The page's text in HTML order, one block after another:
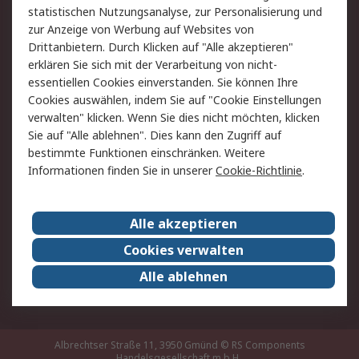
Hilfe
Rechtliches
RS Verkaufs- und
Lieferbedingungen
Datenschutz
Cookie-Richtlinie
Zahlungsbedingungen
Impressum
Webseite Konditionen
RS weltweit
Karriere bei RS
Nachhaltigkeit
Qualität/Zertifikate
Presse-Center
Event-Center
Albrechtser Straße 11, 3950 Gmünd © RS Components
statistischen Nutzungsanalyse, zur Personalisierung und
zur Anzeige von Werbung auf Websites von
Drittanbietern. Durch Klicken auf "Alle akzeptieren"
erklären Sie sich mit der Verarbeitung von nicht-
essentiellen Cookies einverstanden. Sie können Ihre
Cookies auswählen, indem Sie auf "Cookie Einstellungen
verwalten" klicken. Wenn Sie dies nicht möchten, klicken
Sie auf "Alle ablehnen". Dies kann den Zugriff auf
bestimmte Funktionen einschränken. Weitere
Informationen finden Sie in unsererCookie-Richtlinie.
Alle akzeptieren
Cookies verwalten
Alle ablehnen